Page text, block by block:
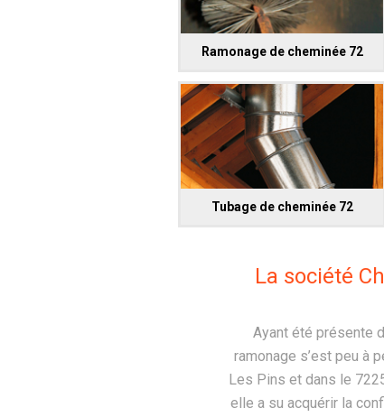
Ramonage de cheminée 72
Tubage de cheminée 72
La société
Ayant été présente
ramonage s’est peu à
Les Pins et dans le
elle a su acquérir la